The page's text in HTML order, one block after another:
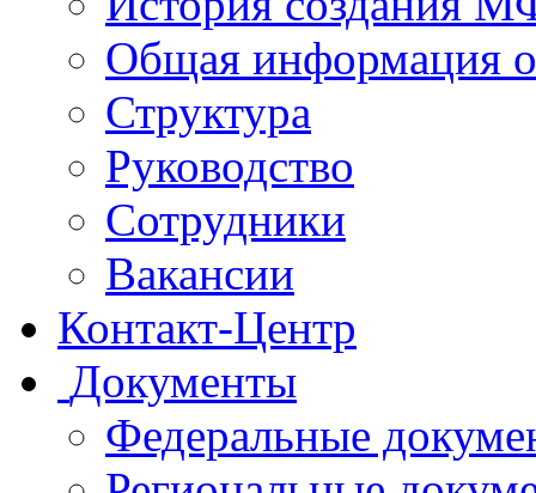
Общая
Структура
Руководство
Сотрудники
Вакансии
Контакт-Центр
Документы
Федеральные